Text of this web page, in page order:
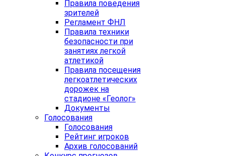
Правила поведения
зрителей
Регламент ФНЛ
Правила техники
безопасности при
занятиях легкой
атлетикой
Правила посещения
легкоатлетических
дорожек на
стадионе «Геолог»
Документы
Голосования
Голосования
Рейтинг игроков
Архив голосований